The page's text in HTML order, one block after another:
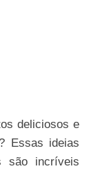
deliciosos e
Essas ideias
são incríveis